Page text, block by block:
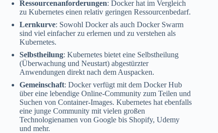
Ressourcenanforderungen: Docker hat im Vergleich
zu Kubernetes einen relativ geringen Ressourcenbedarf.
Lernkurve: Sowohl Docker als auch Docker Swarm
sind viel einfacher zu erlernen und zu verstehen als
Kubernetes.
Selbstheilung: Kubernetes bietet eine Selbstheilung
(Überwachung und Neustart) abgestürzter
Anwendungen direkt nach dem Auspacken.
Gemeinschaft: Docker verfügt mit dem Docker Hub
über eine lebendige Online-Community zum Teilen und
Suchen von Container-Images. Kubernetes hat ebenfalls
eine junge Community mit vielen großen
Technologienamen von Google bis Shopify, Udemy
und mehr.